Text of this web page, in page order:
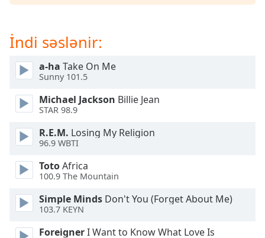
window.
Escape
cancel
and
close
Text
Color
Opacity
Text
İndi səslənir:
a-ha Take On Me
Sunny 101.5
Michael Jackson Billie Jean
STAR 98.9
R.E.M. Losing My Religion
96.9 WBTI
TotoAfrica
100.9 The Mountain
Simple Minds Don't You (Forget About Me)
103.7 KEYN
ForeignerI Want to Know What Love Is